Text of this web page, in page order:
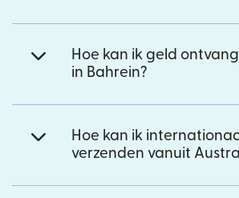
Hoe kan ik geld
in Bahrein?
Hoe kan ik
verzenden vanuit